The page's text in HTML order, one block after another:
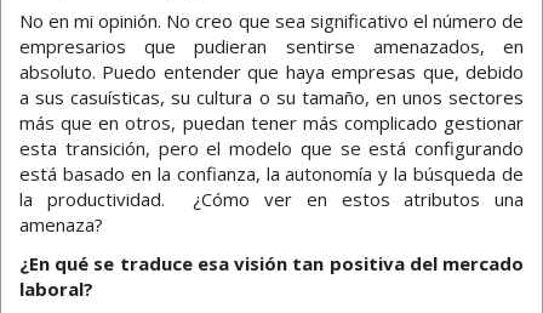
No en mi opinión. No creo que sea significativo el número de
empresarios que pudieran sentirse amenazados, en
absoluto. Puedo entender que haya empresas que, debido
a sus casuísticas, su cultura o su tamaño, en unos sectores
más que en otros, puedan tener más complicado gestionar
esta transición, pero el modelo que se está configurando
está basado en la confianza, la autonomía y la búsqueda de
la productividad. ¿Cómo ver en estos atributos una
amenaza?
¿En qué se traduce esa visión tan positiva del mercado
laboral?